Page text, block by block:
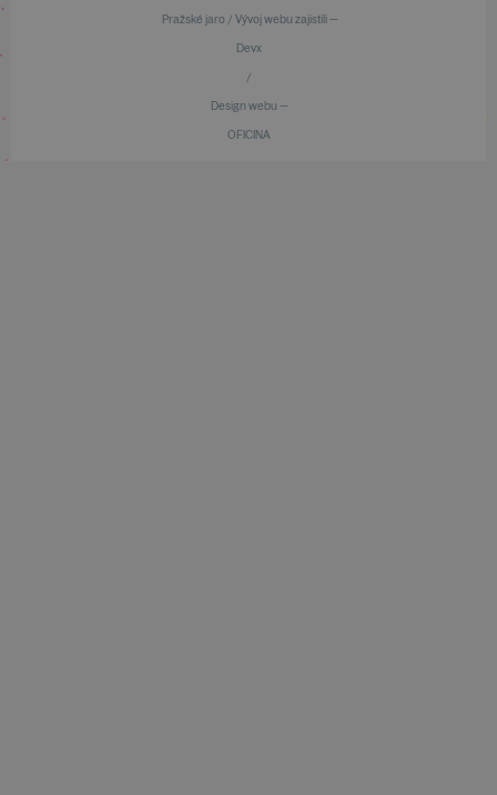
Pražské jaro / Vývoj webu zajistili —
Devx
/
Design webu —
OFICINA